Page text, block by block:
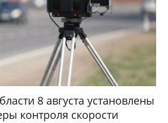
8 августа установлены
контроля скорости